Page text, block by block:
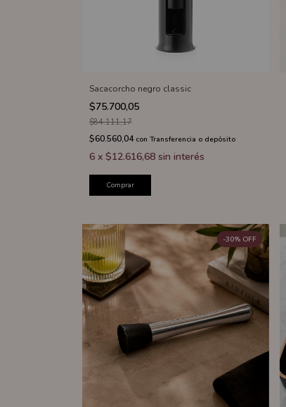
Sacacorcho negro classic
$75.700,05
$84.111,17
$60.560,04 con Transferencia o depósito
6 x $12.616,68 sin interés
Comprar
-30% OFF